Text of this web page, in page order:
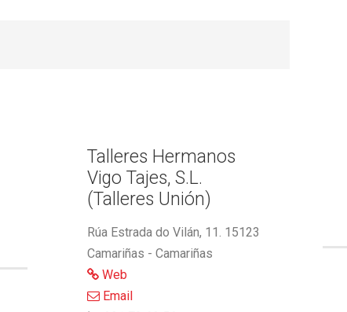
Talleres Hermanos
Vigo Tajes, S.L.
(Talleres Unión)
Rúa Estrada do Vilán, 11. 15123
Camariñas - Camariñas
Web
Email